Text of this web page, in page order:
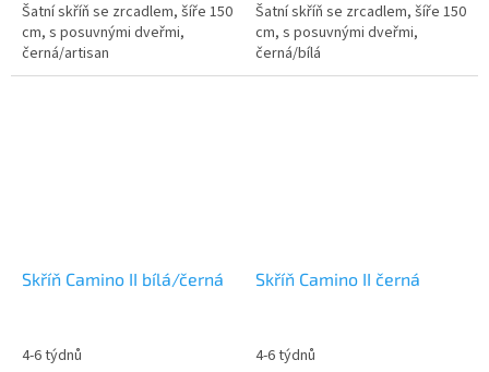
Šatní skříň se zrcadlem, šíře 150
cm, s posuvnými dveřmi,
černá/artisan
Šatní skříň se zrcadlem, šíře 150
cm, s posuvnými dveřmi,
černá/bílá
Skříň Camino II bílá/černá
4-6 týdnů
Skříň Camino II černá
4-6 týdnů